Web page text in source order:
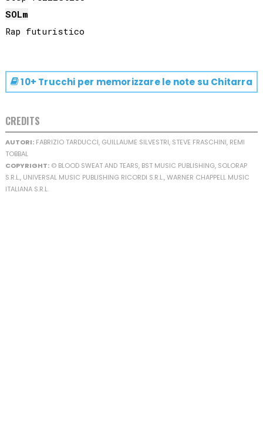
SOLm
10+ Trucchi per memorizzare le note su Chitarra
CREDITS
AUTORI:FABRIZIO TARDUCCI, GUILLAUME SILVESTRI, STEVE FRASCHINI, REMI
TOBBAL
COPYRIGHT:© BLOOD SWEAT AND TEARS, BST MUSIC PUBLISHING, SOLORAP
S.R.L., UNIVERSAL MUSIC PUBLISHING RICORDI S.R.L., WARNER CHAPPELL MUSIC
ITALIANA S.R.L.